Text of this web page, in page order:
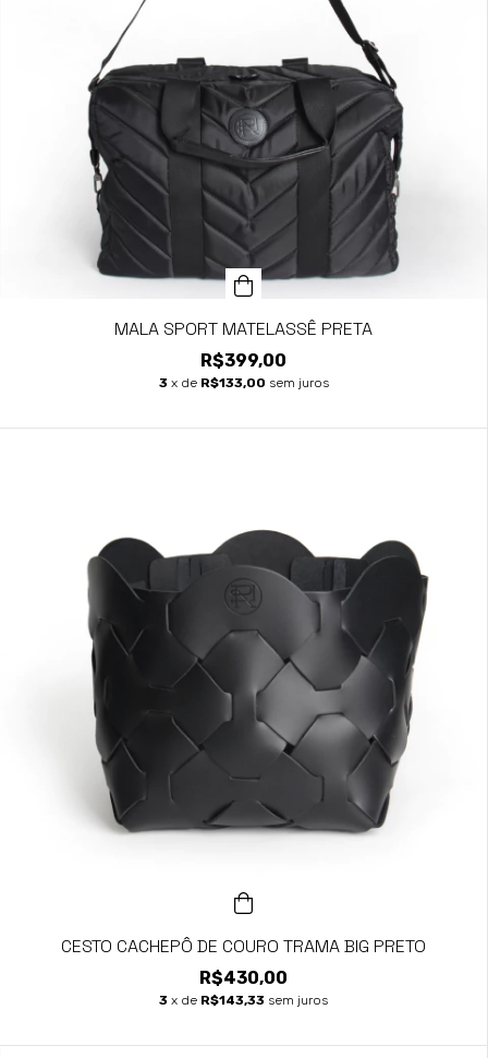
MALA SPORT MATELASSÊ PRETA
R$399,00
3 x de R$133,00 sem juros
CESTO CACHEPÔ DE COURO TRAMA BIG PRETO
R$430,00
3 x de R$143,33 sem juros